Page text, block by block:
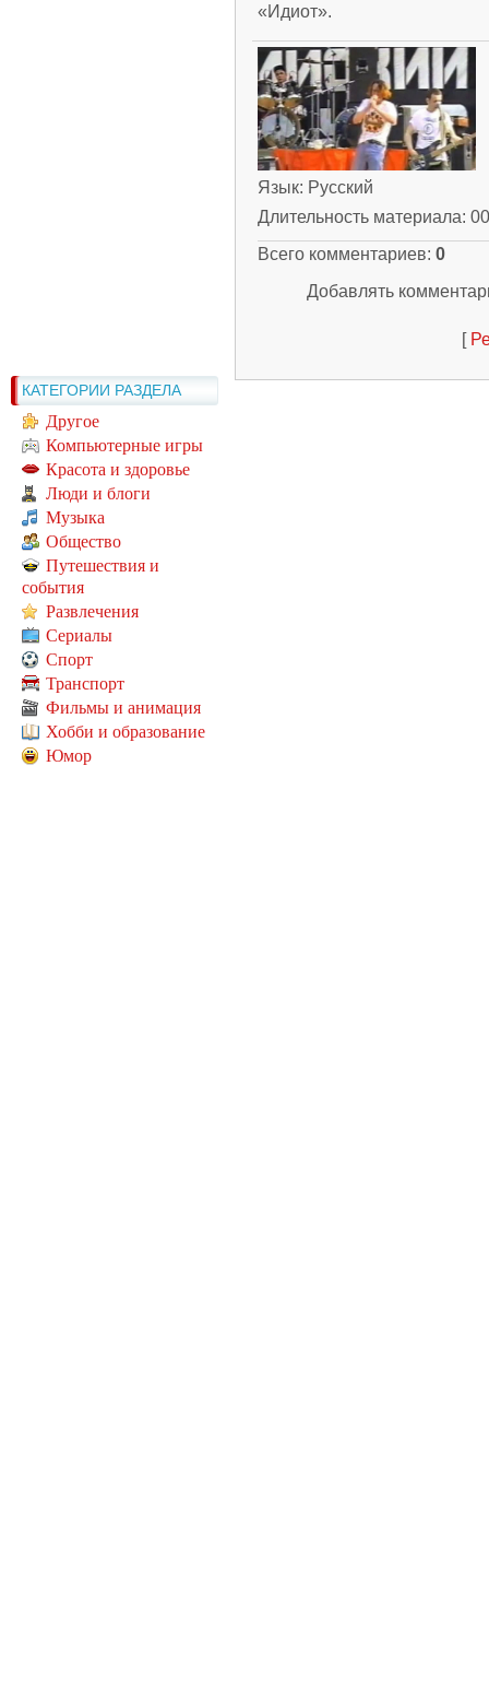
КАТЕГОРИИ РАЗДЕЛА
Другое
Компьютерные игры
Красота и здоровье
Люди и блоги
Музыка
Общество
Путешествия и
события
Развлечения
Сериалы
Спорт
Транспорт
Фильмы и анимация
Хобби и образование
Юмор
«Идиот».
Язык: Русский
Длительность материала:
Всего комментариев: 0
Добавлять
[